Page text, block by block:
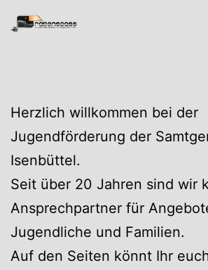
Zum
Inhalt
Herzlich willkommen bei der
Jugendförderung der
Isenbüttel.
Seit über 20 Jahren sind wir
Ansprechpartner für
Jugendliche und Familien.
Auf den Seiten könnt Ihr